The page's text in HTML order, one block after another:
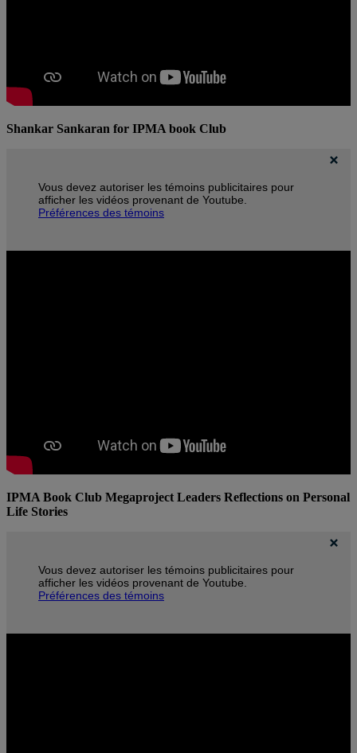
Shankar Sankaran for IPMA book Club
Vous devez autoriser les témoins publicitaires pour
afficher les vidéos provenant de Youtube.
Préférences des témoins
IPMA Book Club Megaproject Leaders Reflections on Personal
Life Stories
Vous devez autoriser les témoins publicitaires pour
afficher les vidéos provenant de Youtube.
Préférences des témoins